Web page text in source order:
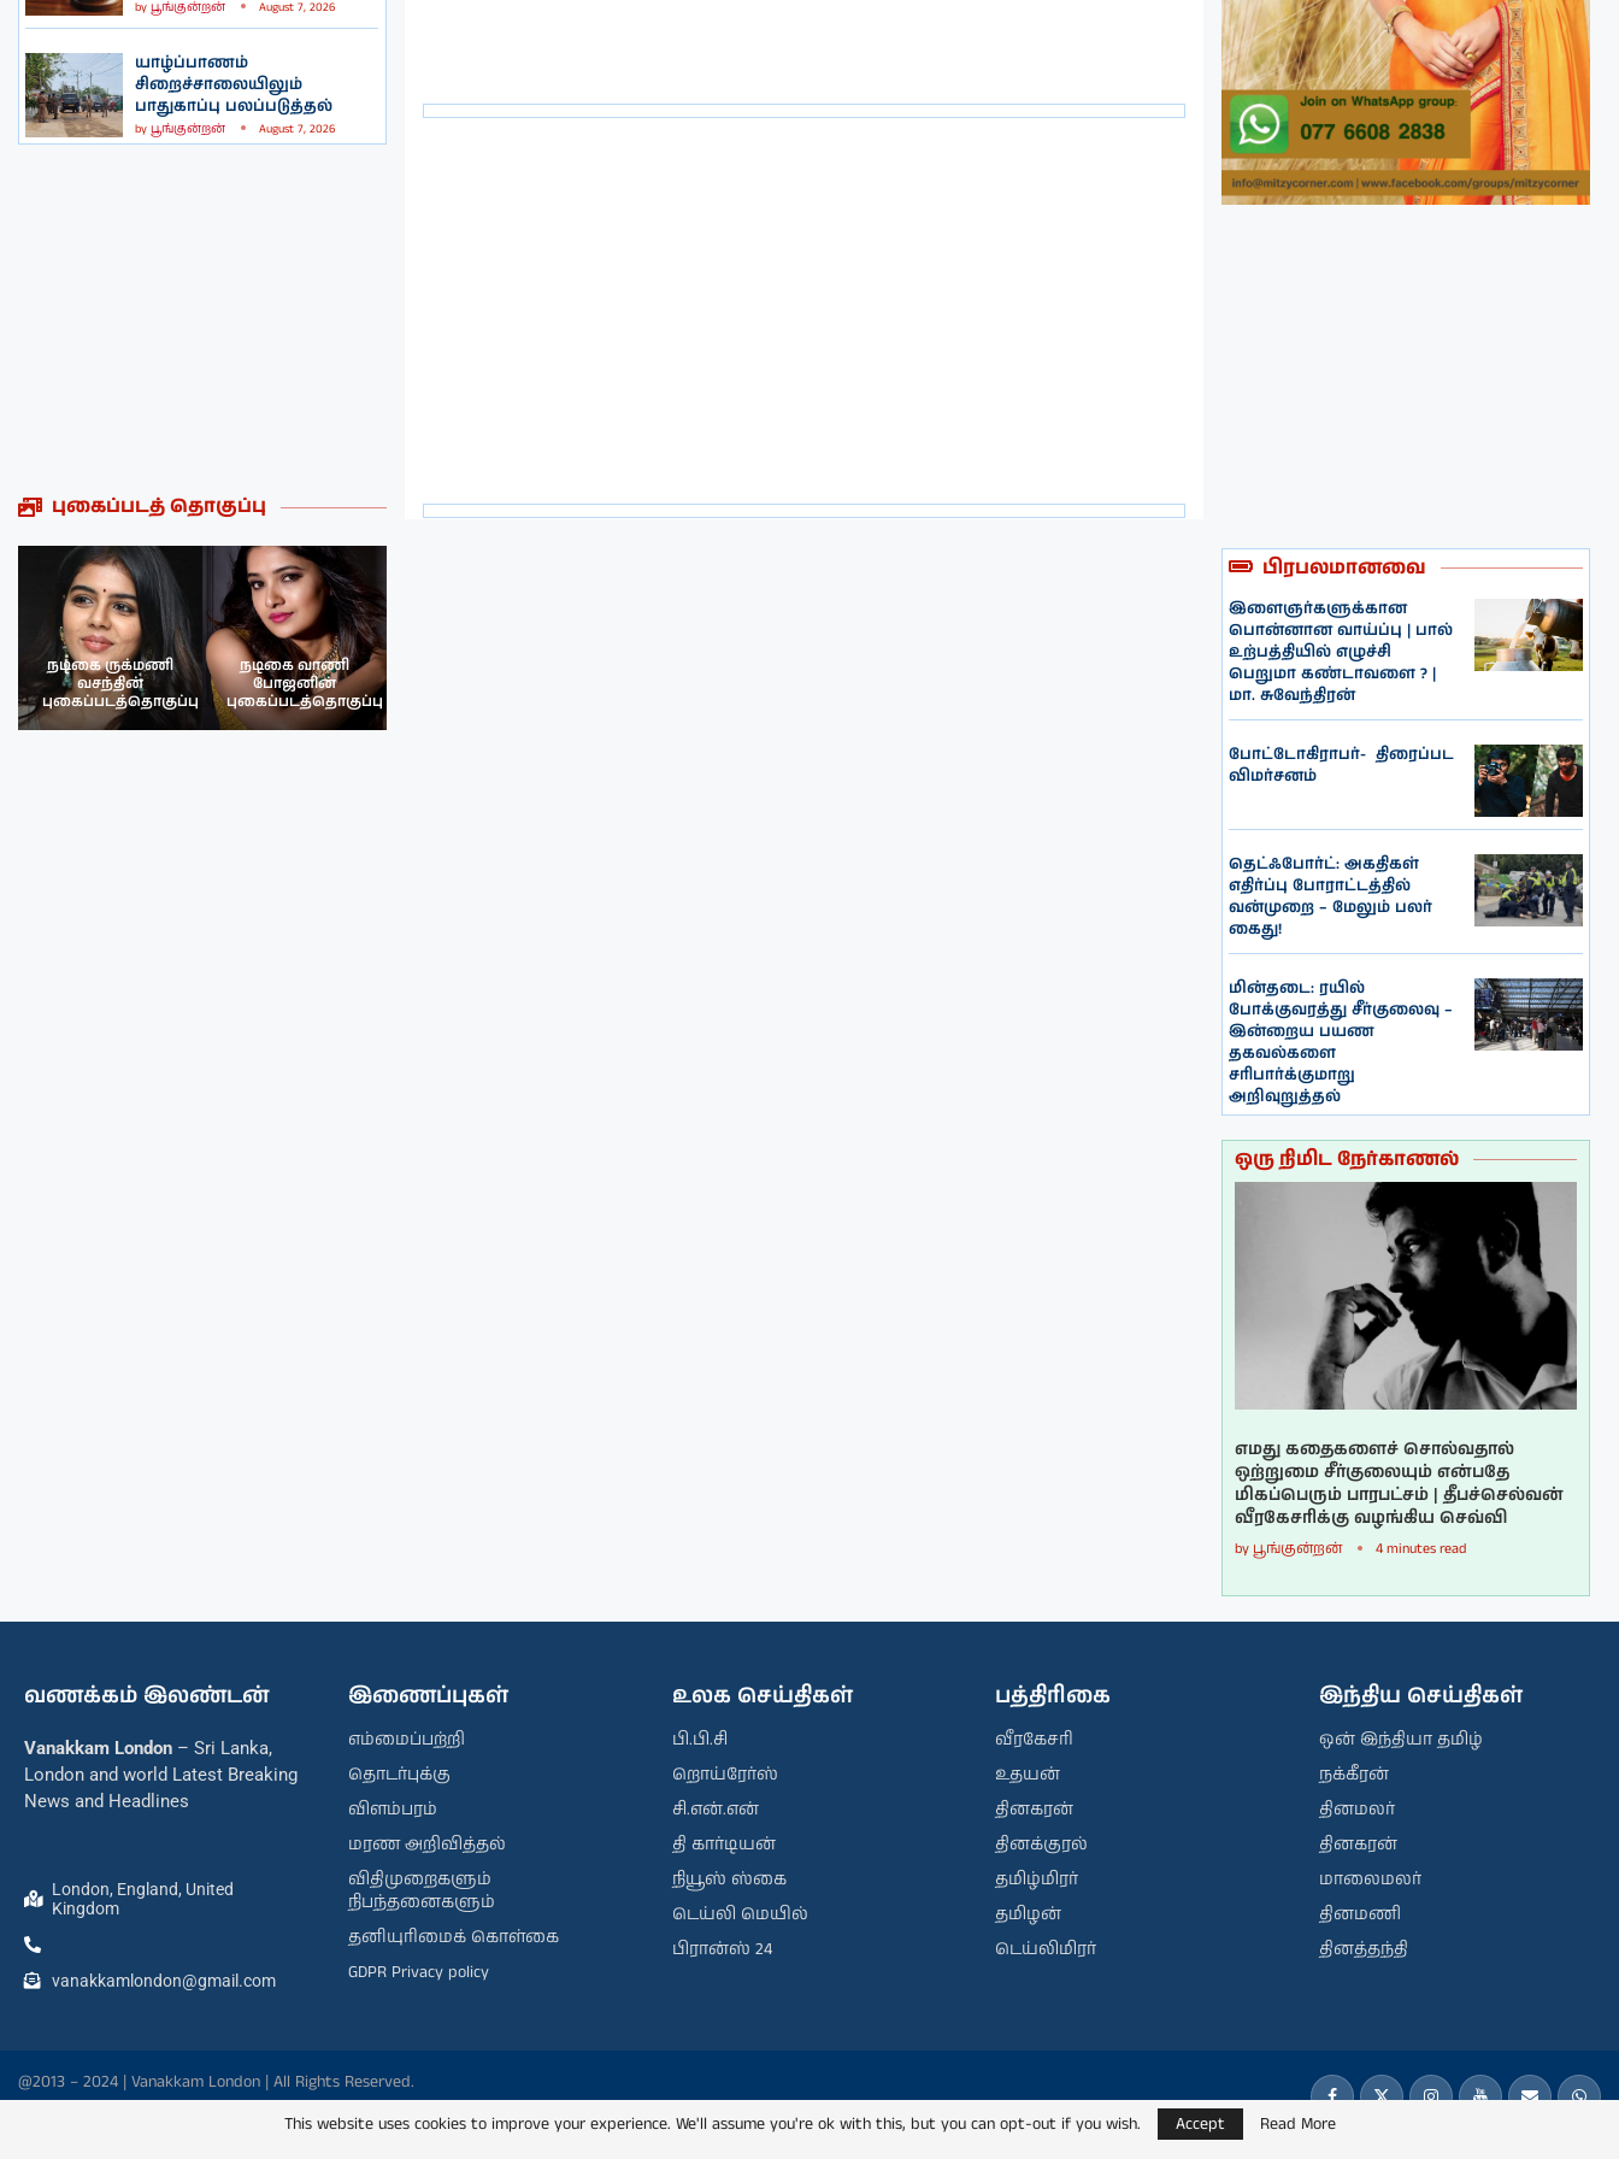
by பூங்குன்றன் August 7, 2026
யாழ்ப்பாணம்
சிறைச்சாலையிலும்
பாதுகாப்பு பலப்படுத்தல்
by பூங்குன்றன் August 7, 2026
புகைப்படத் தொகுப்பு
நடிகை ருக்மணி
வசந்தின்
புகைப்படத்தொகுப்பு
நடிகை வாணி
போஜனின்
புகைப்படத்தொகுப்பு
பிரபலமானவை
இளைஞர்களுக்கான
பொன்னான வாய்ப்பு | பால்
உற்பத்தியில் எழுச்சி
பெறுமா கண்டாவளை ? |
மா. சுவேந்திரன்
போட்டோகிராபர்- ‌ திரைப்பட
விமர்சனம்
தெட்ஃபோர்ட்: அகதிகள்
எதிர்ப்பு போராட்டத்தில்
வன்முறை – மேலும் பலர்
கைது!
மின்தடை: ரயில்
போக்குவரத்து சீர்குலைவு –
இன்றைய பயண
தகவல்களை
சரிபார்க்குமாறு
அறிவுறுத்தல்
ஒரு நிமிட நேர்காணல்
எமது கதைகளைச் சொல்வதால்
ஒற்றுமை சீர்குலையும் என்பதே
மிகப்பெரும் பாரபட்சம் | தீபச்செல்வன்
வீரகேசரிக்கு வழங்கிய செவ்வி
by பூங்குன்றன் 4 minutes read
வணக்கம் இலண்டன்
Vanakkam London – Sri Lanka,
London and world Latest Breaking
News and Headlines
London, England, United
Kingdom
vanakkamlondon@gmail.com
இணைப்புகள்
எம்மைப்பற்றி
தொடர்புக்கு
விளம்பரம்
மரண அறிவித்தல்
விதிமுறைகளும்
நிபந்தனைகளும்
தனியுரிமைக் கொள்கை
GDPR Privacy policy
உலக செய்திகள்
பி.பி.சி
றொய்ரேர்ஸ்
சி.என்.என்
தி கார்டியன்
நியூஸ் ஸ்கை
டெய்லி மெயில்
பிரான்ஸ் 24
பத்திரிகை
வீரகேசரி
உதயன்
தினகரன்
தினக்குரல்
தமிழ்மிரர்
தமிழன்
டெய்லிமிரர்
இந்திய செய்திகள்
ஒன் இந்தியா தமிழ்
நக்கீரன்
தினமலர்
தினகரன்
மாலைமலர்
தினமணி
தினத்தந்தி
@2013 – 2024 | Vanakkam London | All Rights Reserved.
This website uses cookies to improve your experience. We'll assume you're ok with this, but you can opt-out if you wish.
Accept Read More